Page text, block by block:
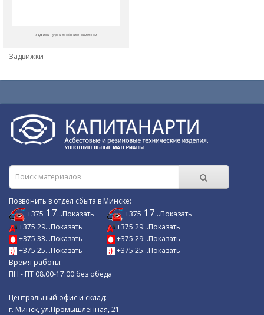
Задвижка чугунная с обрезиненным клином
Задвижки
Позвонить в отдел сбыта в Минске:
+375 17...Показать
+375 29...Показать
+375 33...Показать
+375 25...Показать
+375 17...Показать
+375 29...Показать
+375 29...Показать
+375 25...Показать
Время работы:
ПН - ПТ 08.00-17.00 без обеда
Центральный офис и склад:
г. Минск, ул.Промышленная, 21